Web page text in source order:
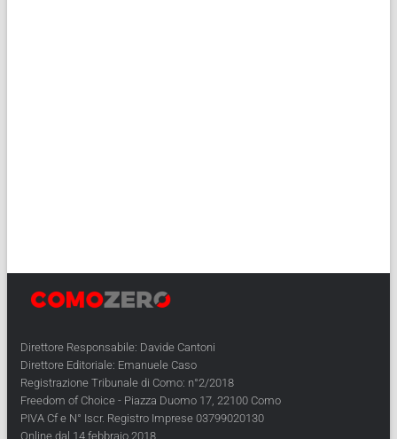
Direttore Responsabile: Davide Cantoni
Direttore Editoriale: Emanuele Caso
Registrazione Tribunale di Como: n°2/2018
Freedom of Choice - Piazza Duomo 17, 22100 Como
PIVA Cf e N° Iscr. Registro Imprese 03799020130
Online dal 14 febbraio 2018